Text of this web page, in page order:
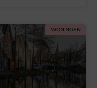
WONINGEN